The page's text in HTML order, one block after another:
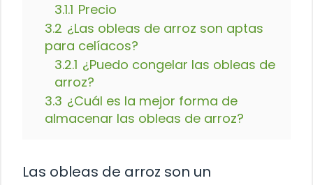
3.1.1 Precio
3.2 ¿Las obleas de arroz son aptas
para celíacos?
3.2.1 ¿Puedo congelar las obleas de
arroz?
3.3 ¿Cuál es la mejor forma de
almacenar las obleas de arroz?
Las obleas de arroz son un